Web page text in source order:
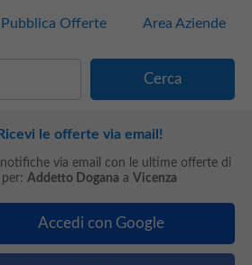
Pubblica Offerte Area Aziende
Ricevi le offerte via email!
notifiche via email con le ultime offerte di
per: Addetto Dogana a Vicenza
Accedi con Google